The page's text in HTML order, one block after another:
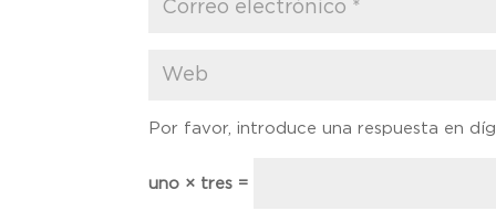
Por favor, introduce una respuesta en
uno × tres =